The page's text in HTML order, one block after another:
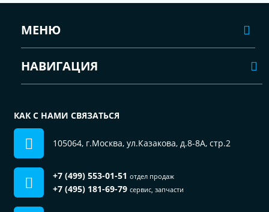
МЕНЮ
НАВИГАЦИЯ
КАК С НАМИ СВЯЗАТЬСЯ
105064, г.Москва, ул.Казакова, д.8-8А, стр.2
+7 (499) 553-01-51 отдел продаж
+7 (495) 181-69-79 сервис, запчасти